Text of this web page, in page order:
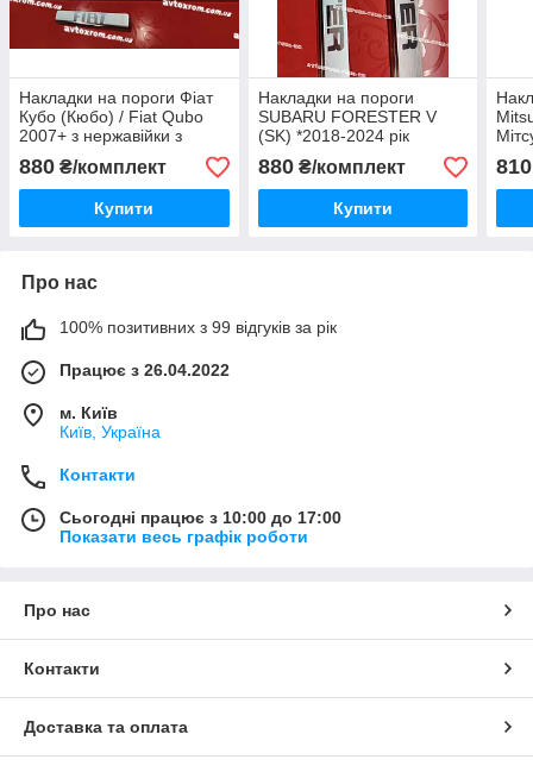
Накладки на пороги Фіат
Кубо (Кюбо) / Fiat Qubo
2007+ з нержавійки з
логотипом, комплект 4 шт,
Україна
880 ₴/комплект
Купити
Накладки на пороги
SUBARU FORESTER V
(SK) *2018-2024 рік
Субару Форестер Преміум
Нержавійка з логотипом 4
одиниці Україна
880₴/комплект
Купити
810
Про нас
100% позитивних з 99 відгуків за рік
Працює з 26.04.2022
м. Київ
Київ, Україна
Контакти
Сьогодні працює з 10:00 до 17:00
Показати весь графік роботи
Про нас
Контакти
Доставка та оплата